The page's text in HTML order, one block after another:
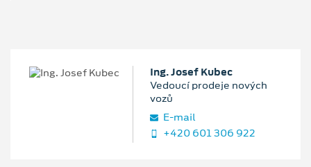
Ing. Josef Kubec
Vedoucí prodeje nových
vozů
E‑mail
+420 601 306 922